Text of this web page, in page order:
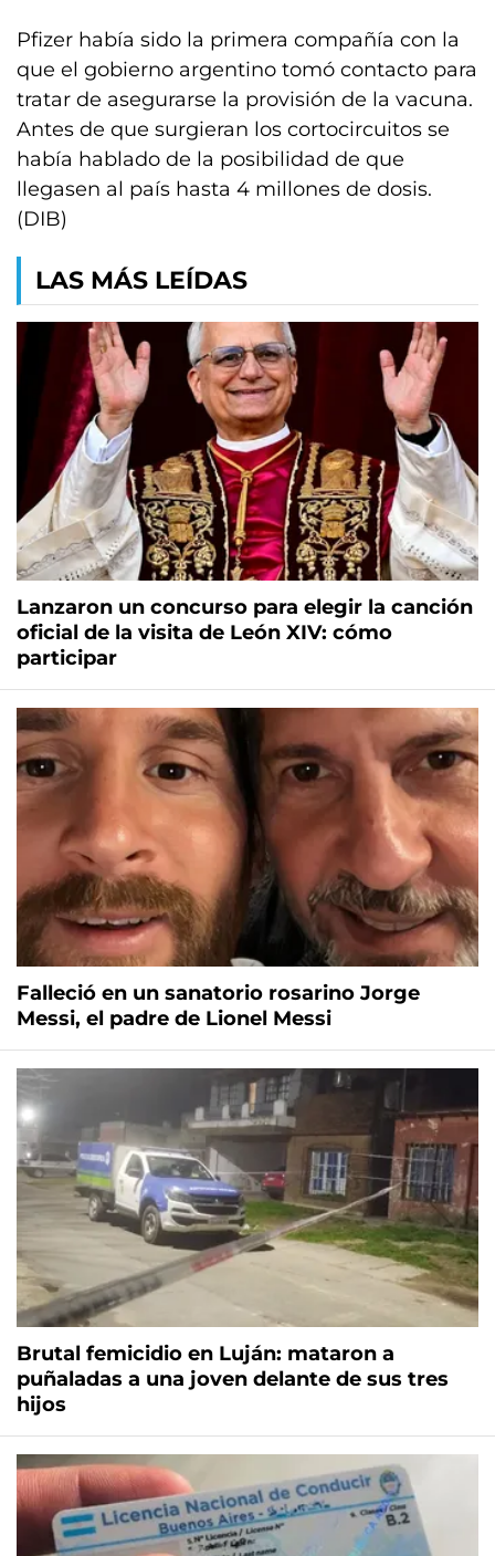
Pfizer había sido la primera compañía con la
que el gobierno argentino tomó contacto para
tratar de asegurarse la provisión de la vacuna.
Antes de que surgieran los cortocircuitos se
había hablado de la posibilidad de que
llegasen al país hasta 4 millones de dosis.
(DIB)
LAS MÁS LEÍDAS
Lanzaron un concurso para elegir la canción
oficial de la visita de León XIV: cómo
participar
Falleció en un sanatorio rosarino Jorge
Messi, el padre de Lionel Messi
Brutal femicidio en Luján: mataron a
puñaladas a una joven delante de sus tres
hijos